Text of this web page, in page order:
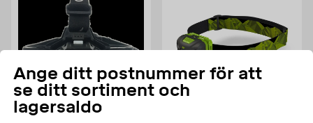
Ange ditt postnummer för att
se ditt sortiment och
lagersaldo
GELIA